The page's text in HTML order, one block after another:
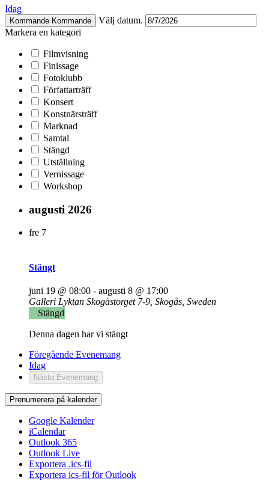
Idag
Kommande Kommande
Välj datum.
Markera en kategori
Filmvisning
Finissage
Fotoklubb
Författarträff
Konsert
Konstnärsträff
Marknad
Samtal
Stängd
Utställning
Vernissage
Workshop
augusti 2026
fre 7
Stängt
juni 19 @ 08:00 - augusti 8 @ 17:00
Galleri Lyktan Skogåstorget 7-9, Skogås, Sweden
Stängd
Denna dagen har vi stängt
Föregående Evenemang
Idag
Nästa Evenemang
Prenumerera på kalender
Google Kalender
iCalendar
Outlook 365
Outlook Live
Exportera .ics-fil
Exportera ics-fil för Outlook